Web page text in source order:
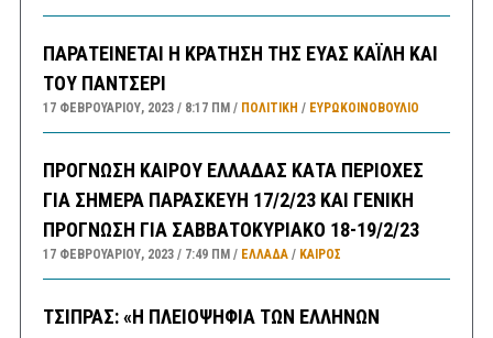
ΠΑΡΑΤΕΙΝΕΤΑΙ Η ΚΡΑΤΗΣΗ ΤΗΣ ΕΥΑΣ ΚΑΪΛΗ ΚΑΙ
ΤΟΥ ΠΑΝΤΣΕΡΙ
17 ΦΕΒΡΟΥΑΡΊΟΥ, 2023 8:17 ΠΜ ΠΟΛΙΤΙΚΗ / ΕΥΡΩΚΟΙΝΟΒΟΥΛΙΟ
ΠΡΟΓΝΩΣΗ ΚΑΙΡΟΥ ΕΛΛΑΔΑΣ ΚΑΤΑ ΠΕΡΙΟΧΕΣ
ΓΙΑ ΣΗΜΕΡΑ ΠΑΡΑΣΚΕΥΗ 17/2/23 ΚΑΙ ΓΕΝΙΚΗ
ΠΡΟΓΝΩΣΗ ΓΙΑ ΣΑΒΒΑΤΟΚΥΡΙΑΚΟ 18-19/2/23
17 ΦΕΒΡΟΥΑΡΊΟΥ, 2023 7:49 ΠΜ ΕΛΛΑΔA/ ΚΑΙΡΌΣ
ΤΣΙΠΡΑΣ: «Η ΠΛΕΙΟΨΗΦΙΑ ΤΩΝ ΕΛΛΗΝΩΝ